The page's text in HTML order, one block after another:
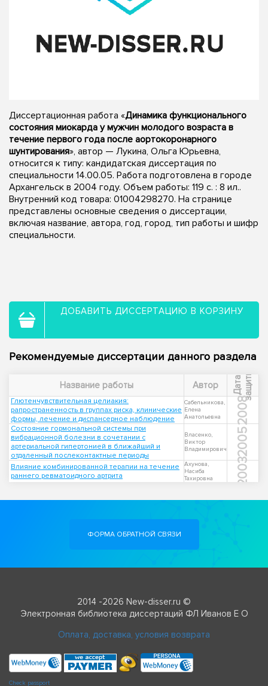
Диссертационная работа «Динамика функционального
состояния миокарда у мужчин молодого возраста в
течение первого года после аортокоронарного
шунтирования», автор — Лукина, Ольга Юрьевна,
относится к типу: кандидатская диссертация по
специальности 14.00.05. Работа подготовлена в городе
Архангельск в 2004 году. Объем работы: 119 с. : 8 ил..
Внутренний код товара: 01004298270. На странице
представлены основные сведения о диссертации,
включая название, автора, год, город, тип работы и шифр
специальности.
ДОБАВИТЬ ДИССЕРТАЦИЮ В КОРЗИНУ
Рекомендуемые диссертации данного раздела
Название работы Автор Д
а
т
а
з
а
щ
и
т ы
Глютенчувствительная целиакия:
рапространенность в группах риска, клинические
формы, лечение и диспансерное наблюдение
Сабельникова,
Елена
Анатольевна
2008
Состояние гормональной системы при
вибрационной болезни в сочетании с
артериальной гипертонией в ближайший и
отдаленный послеконтактные периоды
Власенко,
Виктор
Владимирович
2005
Влияние комбинированной терапии на течение
раннего ревматоидного артрита
Ахунова,
Насиба
Тахировна
2003
ФОРМА ОБРАТНОЙ СВЯЗИ
2014 -2026 New-disser.ru ©
Электронная библиотека диссертаций ФЛ Иванов Е О
Оплата, доставка, условия возврата
Check passport